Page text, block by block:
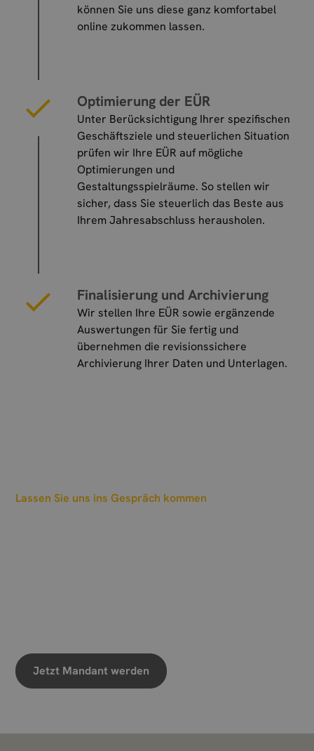
können Sie uns diese ganz komfortabel
online zukommen lassen.
Optimierung der EÜR
Unter Berücksichtigung Ihrer spezifischen
Geschäftsziele und steuerlichen Situation
prüfen wir Ihre EÜR auf mögliche
Optimierungen und
Gestaltungsspielräume. So stellen wir
sicher, dass Sie steuerlich das Beste aus
Ihrem Jahresabschluss herausholen.
Finalisierung und Archivierung
Wir stellen Ihre EÜR sowie ergänzende
Auswertungen für Sie fertig und
übernehmen die revisionssichere
Archivierung Ihrer Daten und Unterlagen.
Lassen Sie uns ins Gespräch kommen
Jetzt Mandant werden